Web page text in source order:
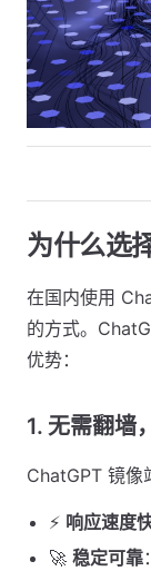
为什么选
在国内使用
的方式。
优势：
1. 无需翻墙
ChatGPT 镜像
⚡ 响应速度
🚀 稳定可靠